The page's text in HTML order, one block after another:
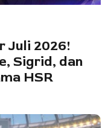
Juli 2026!
Sigrid, dan
HSR